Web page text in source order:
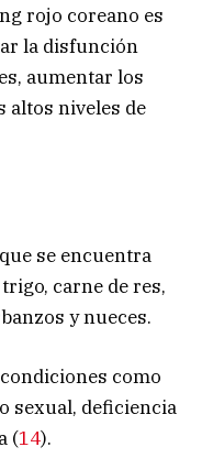
rojo coreano es
la disfunción
aumentar los
altos niveles de
se encuentra
carne de res,
y nueces.
como
sexual, deficiencia
(14).